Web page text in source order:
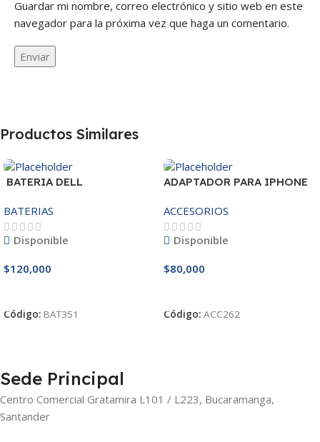
Guardar mi nombre, correo electrónico y sitio web en este
navegador para la próxima vez que haga un comentario.
Productos Similares
BATERIA DELL
3521/5421/3425 14.8V
BATERIAS
Disponible
$120,000
Código: BAT351
ADAPTADOR PARA IPHONE
ACCESORIOS
Disponible
$80,000
Código: ACC262
Sede Principal
Centro Comercial Gratamira L101 / L223, Bucaramanga,
Santander